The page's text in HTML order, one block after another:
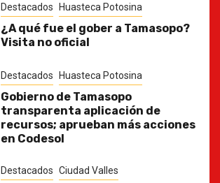
Destacados Huasteca Potosina
¿A qué fue el gober a Tamasopo?
Visita no oficial
Destacados Huasteca Potosina
Gobierno de Tamasopo
transparenta aplicación de
recursos; aprueban más acciones
en Codesol
Destacados Ciudad Valles